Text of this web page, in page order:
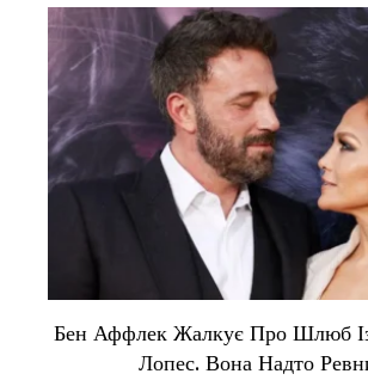
Бен Аффлек Жалкує Про Шлюб
Лопес. Вона Надто